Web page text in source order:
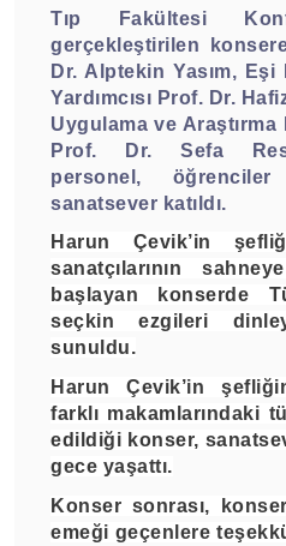
Tıp Fakültesi
gerçekleştirilen
Dr. Alptekin Yasım, Eşi
Yardımcısı Prof. Dr.
Uygulama ve
Prof. Dr. Sefa
personel,
sanatsever katıldı.
Harun Çevik’in
sanatçılarının
başlayan konserde
seçkin ezgileri
sunuldu.
Harun Çevik’in
farklı makamlarındaki
edildiği konser,
gece yaşattı.
Konser sonrası,
emeği geçenlere